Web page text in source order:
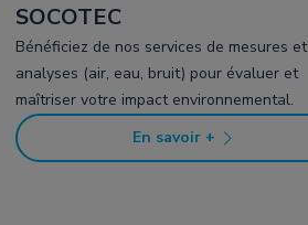
SOCOTEC
Bénéficiez de nos services de mesures et
analyses (air, eau, bruit) pour évaluer et
maîtriser votre impact environnemental.
En savoir +